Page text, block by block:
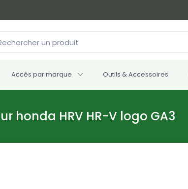
Accès par marque Outils & Accessoires
honda HRV HR-V logo GA3